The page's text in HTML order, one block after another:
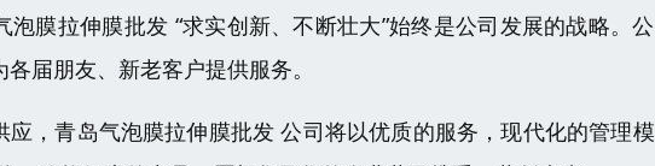
膜拉伸膜批发 “求实创新、不断壮大”始终是公司发展的战略。
届朋友、新老客户提供服务。
应，青岛气泡膜拉伸膜批发 公司将以优质的服务，现代化的管理